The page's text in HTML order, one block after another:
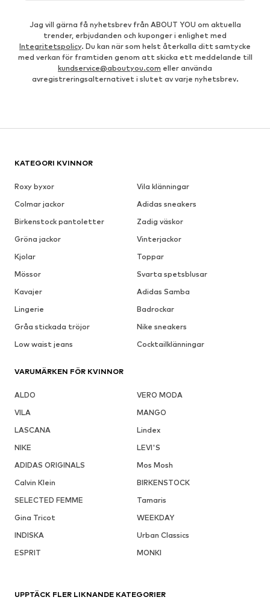
Jag vill gärna få nyhetsbrev från ABOUT YOU om aktuella
trender, erbjudanden och kuponger i enlighet med
Integritetspolicy. Du kan när som helst återkalla ditt samtycke
med verkan för framtiden genom att skicka ett meddelande till
kundservice@aboutyou.com eller använda
avregistreringsalternativet i slutet av varje nyhetsbrev.
KATEGORI KVINNOR
Roxy byxor
Vila klänningar
Colmar jackor
Adidas sneakers
Birkenstock pantoletter
Zadig väskor
Gröna jackor
Vinterjackor
Kjolar
Toppar
Mössor
Svarta spetsblusar
Kavajer
Adidas Samba
Lingerie
Badrockar
Gråa stickada tröjor
Nike sneakers
Low waist jeans
Cocktailklänningar
VARUMÄRKEN FÖR KVINNOR
ALDO
VERO MODA
VILA
MANGO
LASCANA
Lindex
NIKE
LEVI'S
ADIDAS ORIGINALS
Mos Mosh
Calvin Klein
BIRKENSTOCK
SELECTED FEMME
Tamaris
Gina Tricot
WEEKDAY
INDISKA
Urban Classics
ESPRIT
MONKI
UPPTÄCK FLER LIKNANDE KATEGORIER